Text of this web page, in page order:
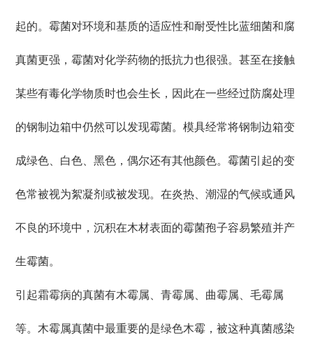
起的。霉菌对环境和基质的适应性和耐受性比蓝细菌和腐
真菌更强，霉菌对化学药物的抵抗力也很强。甚至在接触
某些有毒化学物质时也会生长，因此在一些经过防腐处理
的钢制边箱中仍然可以发现霉菌。模具经常将钢制边箱变
成绿色、白色、黑色，偶尔还有其他颜色。霉菌引起的变
色常被视为絮凝剂或被发现。在炎热、潮湿的气候或通风
不良的环境中，沉积在木材表面的霉菌孢子容易繁殖并产
生霉菌。
引起霜霉病的真菌有木霉属、青霉属、曲霉属、毛霉属
等。木霉属真菌中最重要的是绿色木霉，被这种真菌感染